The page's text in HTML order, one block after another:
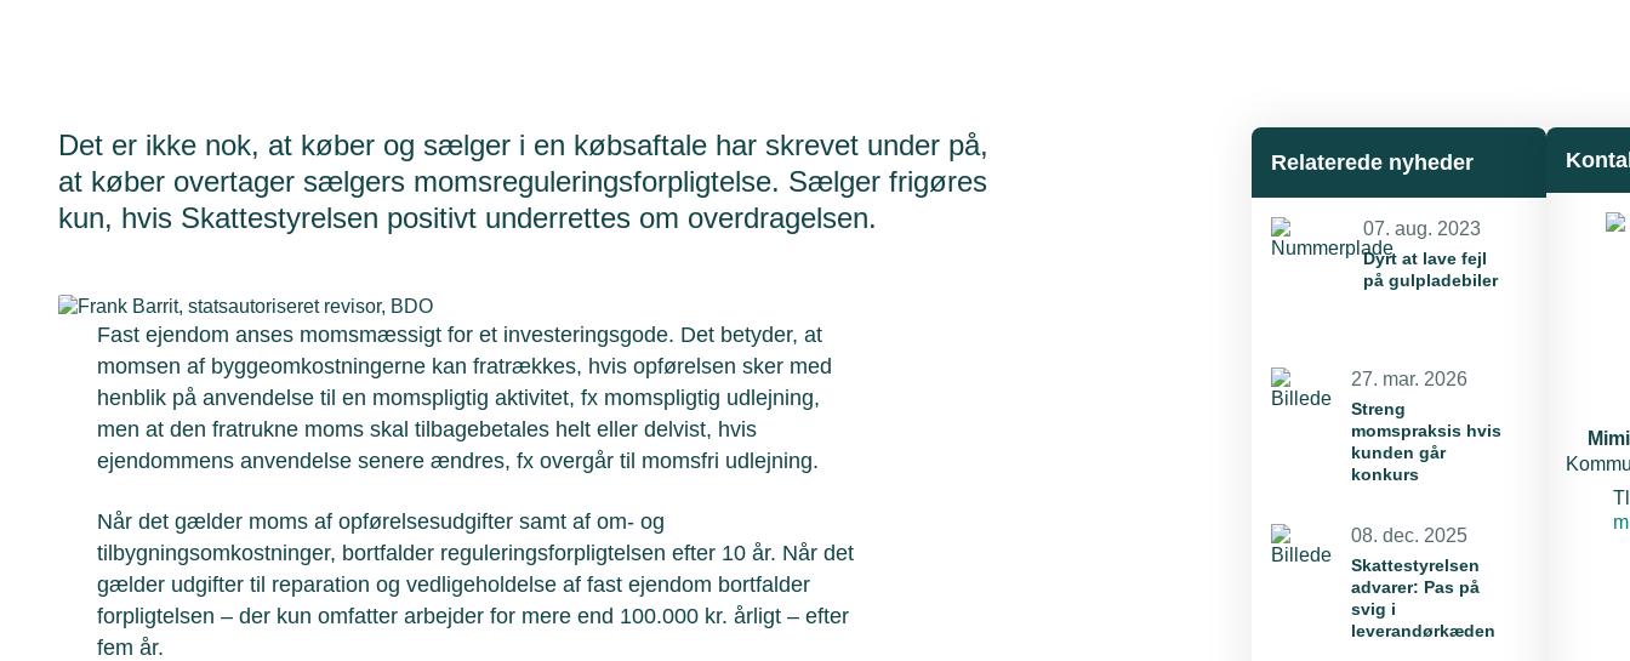
Det er ikke nok, at køber og sælger i en købsaftale har skrevet under på,
at køber overtager sælgers momsreguleringsforpligtelse. Sælger frigøres
kun, hvis Skattestyrelsen positivt underrettes om overdragelsen.
Fast ejendom anses momsmæssigt for et investeringsgode. Det betyder, at
momsen af byggeomkostningerne kan fratrækkes, hvis opførelsen sker med
henblik på anvendelse til en momspligtig aktivitet, fx momspligtig udlejning,
men at den fratrukne moms skal tilbagebetales helt eller delvist, hvis
ejendommens anvendelse senere ændres, fx overgår til momsfri udlejning.
Når det gælder moms af opførelsesudgifter samt af om- og
tilbygningsomkostninger, bortfalder reguleringsforpligtelsen efter 10 år. Når det
gælder udgifter til reparation og vedligeholdelse af fast ejendom bortfalder
forpligtelsen – der kun omfatter arbejder for mere end 100.000 kr. årligt – efter
fem år.
Relaterede nyheder
07. aug. 2023
Dyrt at lave fejl
på gulpladebiler
27. mar. 2026
Streng
momspraksis hvis
kunden går
konkurs
08. dec. 2025
Skattestyrelsen
advarer: Pas på
svig i
leverandørkæden